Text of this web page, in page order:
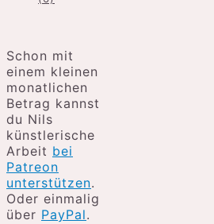
Schon mit
einem kleinen
monatlichen
Betrag kannst
du Nils
künstlerische
Arbeit bei
Patreon
unterstützen.
Oder einmalig
über PayPal.